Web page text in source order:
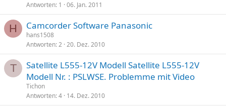
Antworten 1 06. Jan. 2011
H Camcorder Software Panasonic
hans1508
Antworten 2 20. Dez. 2010
T
Satellite L555-12V Modell Satellite L555-12V
Modell Nr. : PSLWSE. Problemme mit Video
Tichon
Antworten 4 14. Dez. 2010